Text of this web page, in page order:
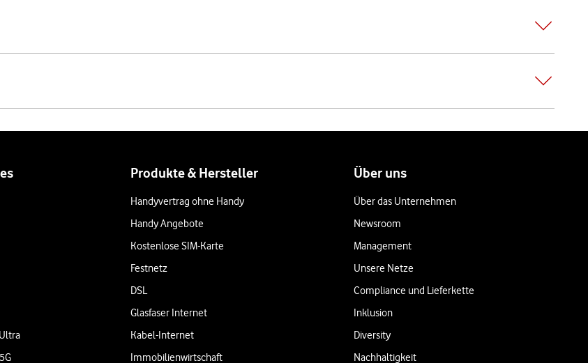
Produkte & Hersteller
Handyvertrag ohne Handy
Handy Angebote
Kostenlose SIM-Karte
Festnetz
DSL
Glasfaser Internet
Kabel-Internet
Immobilienwirtschaft
Über uns
Über das Unternehmen
Newsroom
Management
Unsere Netze
Compliance und Lieferkette
Inklusion
Diversity
Nachhaltigkeit